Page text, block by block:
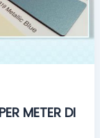
METER DI